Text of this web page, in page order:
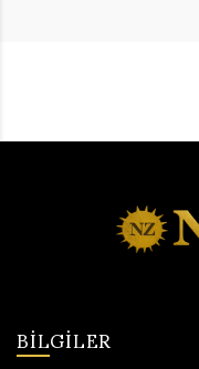
BILGILER